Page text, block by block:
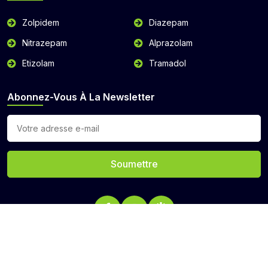
Zolpidem
Diazepam
Nitrazepam
Alprazolam
Etizolam
Tramadol
Abonnez-Vous À La Newsletter
Soumettre